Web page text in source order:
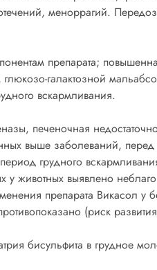
меноррагий.
препарата;
галактозной
вскармливания.
печеночная
выше заболеваний,
грудного
у животных выявлено
препарата Викасол
(риск
бисульфита в грудное